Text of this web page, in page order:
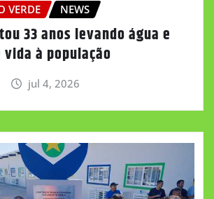
VERDE NEWS
33 anos levando água e
à população
jul 4, 2026